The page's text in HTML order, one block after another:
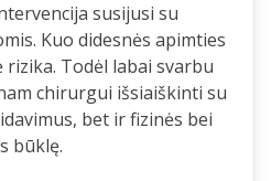
susijusi su
Kuo didesnės apimties
Todėl labai svarbu
chirurgui išsiaiškinti su
bet ir fizinės bei
būklę.